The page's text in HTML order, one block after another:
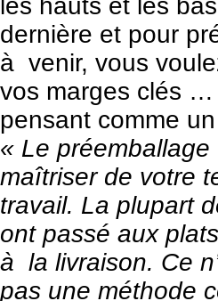
les hauts et les
dernière et pour
à venir, vous
vos marges clés …
pensant comme
« Le
maîtriser de votre
travail. La plupart
ont passé aux
à la livraison. Ce
pas une méthode